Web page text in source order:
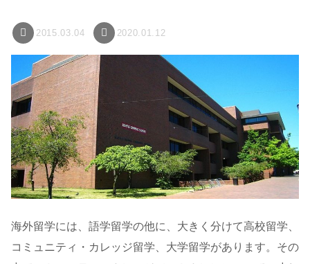
2015.03.04 2020.01.12
海外留学には、語学留学の他に、大きく分けて高校留学、
コミュニティ・カレッジ留学、大学留学があります。その